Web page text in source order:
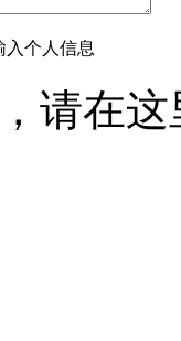
入个人信息
请在这